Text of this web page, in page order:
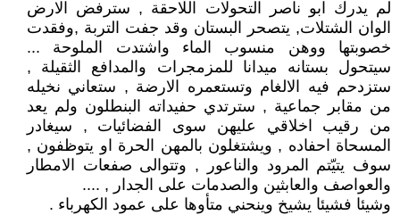
لم يدرك ابو ناصر التحولات اللاحقة , سترفض الارض
الوان الشتلات, يتصحر البستان وقد جفت التربة ,وفقدت
خصوبتها ووهن منسوب الماء واشتدت الملوحة ...
سيتحول بستانه ميدانا للمزمجرات والمدافع الثقيلة ,
ستزدحم فيه الالغام وتستعمره الارضة , ستعاني نخيله
من مقابر جماعية , سترتدي حفيداته البنطلون ولم يعد
من رقيب اخلاقي عليهن سوى الفضائيات , سيغادر
المسحاة احفاده , ويشتغلون بالمهن الحرة او يتوظفون ,
سوف يتيّتم المرود والناعور , وتتوالى صفعات الامطار
والعواصف والعابثين والصدمات على الجدار , ....
وشيئا فشيئا يشيخ وينحني متأوها على عمود الكهرباء .